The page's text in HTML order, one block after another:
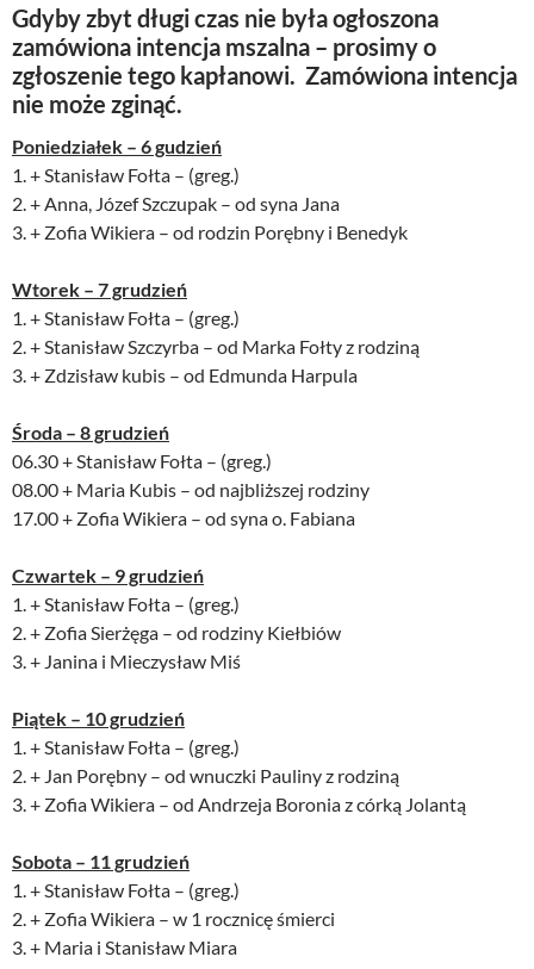
Gdyby zbyt długi czas nie była ogłoszona
zamówiona intencja mszalna – prosimy o
zgłoszenie tego kapłanowi. Zamówiona intencja
nie może zginąć.
Poniedziałek – 6 gudzień
1. + Stanisław Fołta – (greg.)
2. + Anna, Józef Szczupak – od syna Jana
3. + Zofia Wikiera – od rodzin Porębny i Benedyk
Wtorek – 7 grudzień
1. + Stanisław Fołta – (greg.)
2. + Stanisław Szczyrba – od Marka Fołty z rodziną
3. + Zdzisław kubis – od Edmunda Harpula
Środa – 8 grudzień
06.30 + Stanisław Fołta – (greg.)
08.00 + Maria Kubis – od najbliższej rodziny
17.00 + Zofia Wikiera – od syna o. Fabiana
Czwartek – 9 grudzień
1. + Stanisław Fołta – (greg.)
2. + Zofia Sierżęga – od rodziny Kiełbiów
3. + Janina i Mieczysław Miś
Piątek – 10 grudzień
1. + Stanisław Fołta – (greg.)
2. + Jan Porębny – od wnuczki Pauliny z rodziną
3. + Zofia Wikiera – od Andrzeja Boronia z córką Jolantą
Sobota – 11 grudzień
1. + Stanisław Fołta – (greg.)
2. + Zofia Wikiera – w 1 rocznicę śmierci
3. + Maria i Stanisław Miara